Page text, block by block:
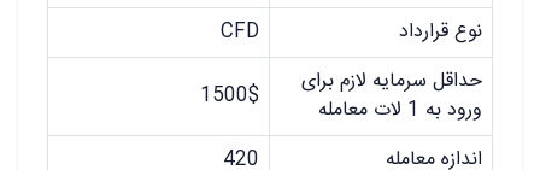
نوع قرارداد
CFD
حداقل سرمایه لازم برای
ورود به 1 لات معامله
1500$
اندازه معامله
420